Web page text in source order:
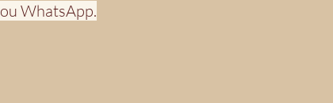
WhatsApp.